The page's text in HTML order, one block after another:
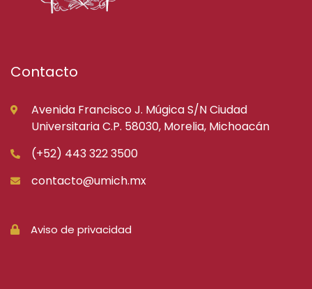
Contacto
Avenida Francisco J. Múgica S/N Ciudad
Universitaria C.P. 58030, Morelia, Michoacán
(+52) 443 322 3500
contacto@umich.mx
Aviso de privacidad